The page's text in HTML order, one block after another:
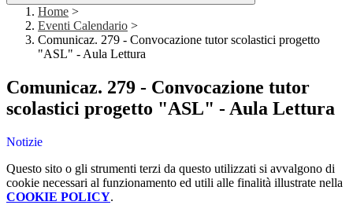
Home >
Eventi Calendario >
Comunicaz. 279 - Convocazione tutor scolastici progetto
"ASL" - Aula Lettura
Comunicaz. 279 - Convocazione tutor
scolastici progetto "ASL" - Aula Lettura
Notizie
Questo sito o gli strumenti terzi da questo utilizzati si avvalgono di
cookie necessari al funzionamento ed utili alle finalità illustrate nella
COOKIE POLICY.